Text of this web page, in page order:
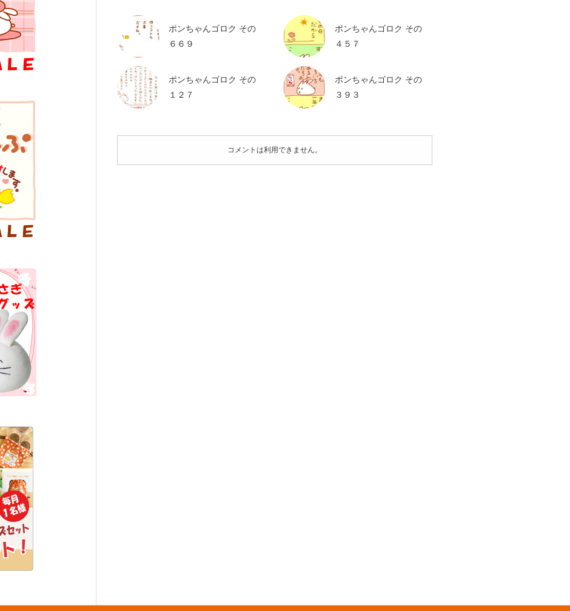
ポンちゃんゴロク その
６６９
ポンちゃんゴロク その
４５７
ポンちゃんゴロク その
１２７
ポンちゃんゴロク その
３９３
コメントは利用できません。